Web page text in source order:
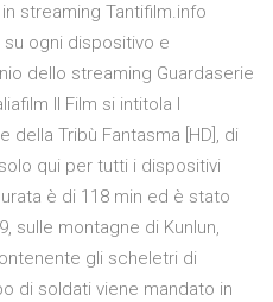
streaming Tantifilm.info
su ogni dispositivo e
dello streaming Guardaserie
Il Film si intitola I
Tribù Fantasma [HD], di
qui per tutti i dispositivi
è di 118 min ed è stato
sulle montagne di Kunlun,
gli scheletri di
di soldati viene mandato in